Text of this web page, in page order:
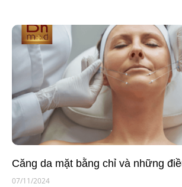
Căng da mặt bằng chỉ và những
07/11/2024